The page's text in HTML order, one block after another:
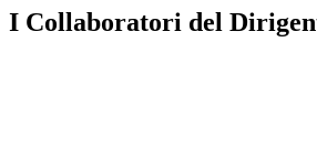
I Collaboratori del